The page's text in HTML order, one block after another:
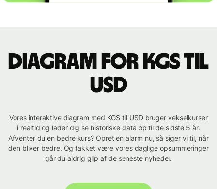
Diagram for KGS til
USD
Vores interaktive diagram med KGS til USD bruger vekselkurser
i realtid og lader dig se historiske data op til de sidste 5 år.
Afventer du en bedre kurs? Opret en alarm nu, så siger vi til, når
den bliver bedre. Og takket være vores daglige opsummeringer
går du aldrig glip af de seneste nyheder.